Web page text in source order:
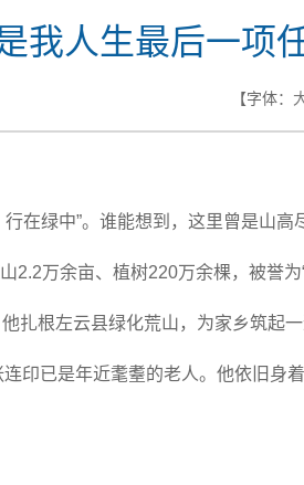
我人生最后一项
【字体：
在绿中”。谁能想到，这里曾是山高
万余亩、植树220万余棵，被誉为“
扎根左云县绿化荒山，为家乡筑起一
印已是年近耄耋的老人。他依旧身